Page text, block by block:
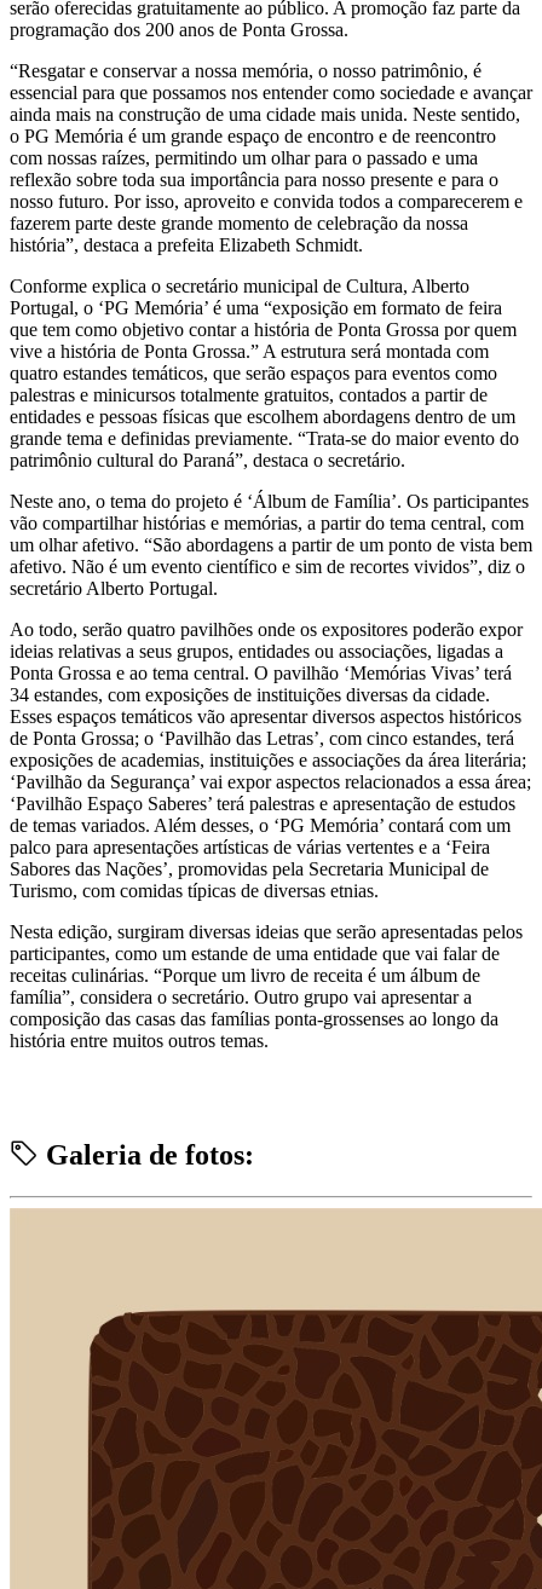
serão oferecidas gratuitamente ao público. A promoção faz parte da
programação dos 200 anos de Ponta Grossa.
“Resgatar e conservar a nossa memória, o nosso patrimônio, é
essencial para que possamos nos entender como sociedade e avançar
ainda mais na construção de uma cidade mais unida. Neste sentido,
o PG Memória é um grande espaço de encontro e de reencontro
com nossas raízes, permitindo um olhar para o passado e uma
reflexão sobre toda sua importância para nosso presente e para o
nosso futuro. Por isso, aproveito e convida todos a comparecerem e
fazerem parte deste grande momento de celebração da nossa
história”, destaca a prefeita Elizabeth Schmidt.
Conforme explica o secretário municipal de Cultura, Alberto
Portugal, o ‘PG Memória’ é uma “exposição em formato de feira
que tem como objetivo contar a história de Ponta Grossa por quem
vive a história de Ponta Grossa.” A estrutura será montada com
quatro estandes temáticos, que serão espaços para eventos como
palestras e minicursos totalmente gratuitos, contados a partir de
entidades e pessoas físicas que escolhem abordagens dentro de um
grande tema e definidas previamente. “Trata-se do maior evento do
patrimônio cultural do Paraná”, destaca o secretário.
Neste ano, o tema do projeto é ‘Álbum de Família’. Os participantes
vão compartilhar histórias e memórias, a partir do tema central, com
um olhar afetivo. “São abordagens a partir de um ponto de vista bem
afetivo. Não é um evento científico e sim de recortes vividos”, diz o
secretário Alberto Portugal.
Ao todo, serão quatro pavilhões onde os expositores poderão expor
ideias relativas a seus grupos, entidades ou associações, ligadas a
Ponta Grossa e ao tema central. O pavilhão ‘Memórias Vivas’ terá
34 estandes, com exposições de instituições diversas da cidade.
Esses espaços temáticos vão apresentar diversos aspectos históricos
de Ponta Grossa; o ‘Pavilhão das Letras’, com cinco estandes, terá
exposições de academias, instituições e associações da área literária;
‘Pavilhão da Segurança’ vai expor aspectos relacionados a essa área;
‘Pavilhão Espaço Saberes’ terá palestras e apresentação de estudos
de temas variados. Além desses, o ‘PG Memória’ contará com um
palco para apresentações artísticas de várias vertentes e a ‘Feira
Sabores das Nações’, promovidas pela Secretaria Municipal de
Turismo, com comidas típicas de diversas etnias.
Nesta edição, surgiram diversas ideias que serão apresentadas pelos
participantes, como um estande de uma entidade que vai falar de
receitas culinárias. “Porque um livro de receita é um álbum de
família”, considera o secretário. Outro grupo vai apresentar a
composição das casas das famílias ponta-grossenses ao longo da
história entre muitos outros temas.
Galeria de fotos: